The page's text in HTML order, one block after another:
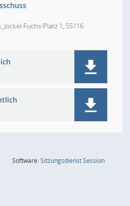
Fuchs-Platz 1, 55116
Software:SitzungsdienstSession(Wird in